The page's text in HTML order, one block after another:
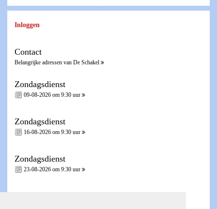
Inloggen
Contact
Belangrijke adressen van De Schakel
Zondagsdienst
09-08-2026 om 9:30 uur
Zondagsdienst
16-08-2026 om 9:30 uur
Zondagsdienst
23-08-2026 om 9:30 uur